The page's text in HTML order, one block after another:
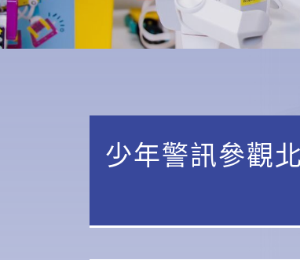
少年警訊參觀